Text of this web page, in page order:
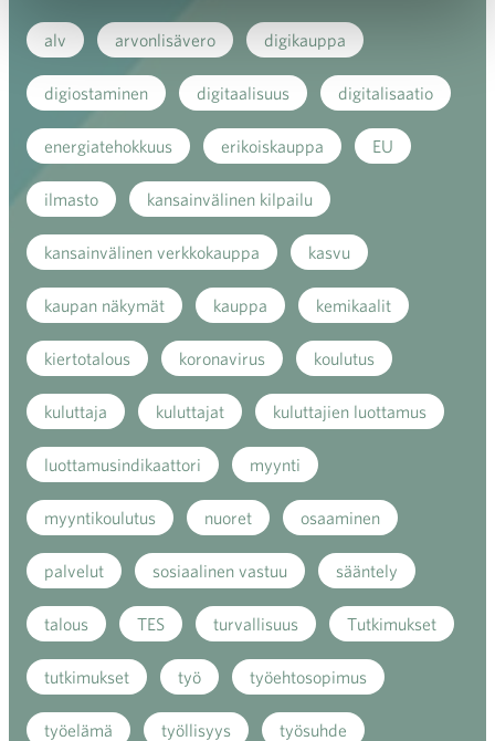
alv arvonlisävero digikauppa
digiostaminen digitaalisuus digitalisaatio
energiatehokkuus erikoiskauppa EU
ilmasto kansainvälinen kilpailu
kansainvälinen verkkokauppa kasvu
kaupan näkymät kauppa kemikaalit
kiertotalous koronavirus koulutus
kuluttaja kuluttajat kuluttajien luottamus
luottamusindikaattori myynti
myyntikoulutus nuoret osaaminen
palvelut sosiaalinen vastuu sääntely
talous TES turvallisuus Tutkimukset
tutkimukset työ työehtosopimus
työelämä työllisyys työsuhde